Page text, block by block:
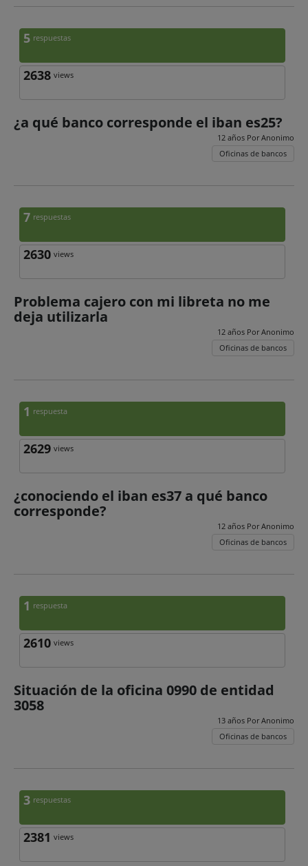
5 respuestas
2638 views
¿a qué banco corresponde el iban es25?
12 años PorAnonimo
Oficinas de bancos
7 respuestas
2630 views
Problema cajero con mi libreta no me
deja utilizarla
12 años PorAnonimo
Oficinas de bancos
1 respuesta
2629 views
¿conociendo el iban es37 a qué banco
corresponde?
12 años PorAnonimo
Oficinas de bancos
1 respuesta
2610 views
Situación de la oficina 0990 de entidad
3058
13 años PorAnonimo
Oficinas de bancos
3 respuestas
2381 views